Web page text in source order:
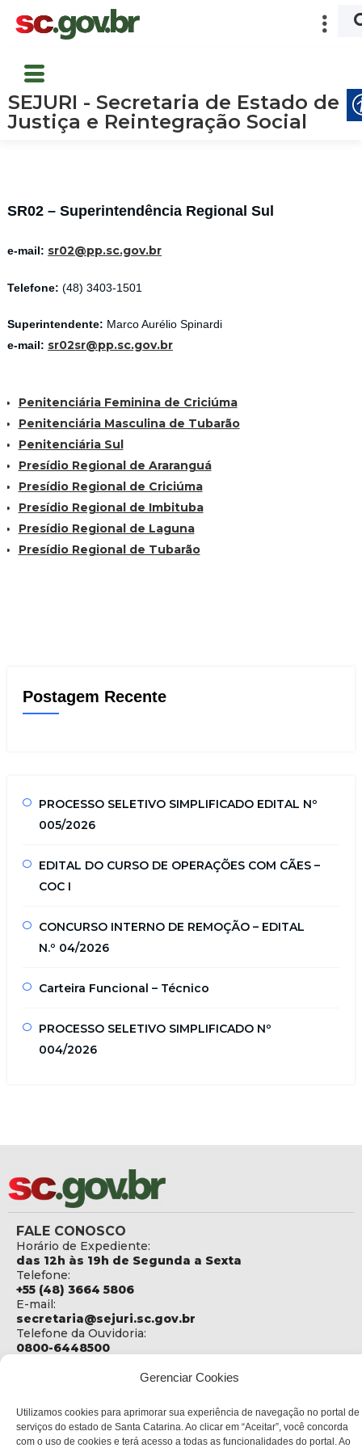
Gerenciar Cookies
Utilizamos cookies para aprimorar sua experiência de navegação no portal de
serviços do estado de Santa Catarina. Ao clicar em “Aceitar”, você concorda
com o uso de cookies e terá acesso a todas as funcionalidades do portal. Ao
SEJURI - Secretaria de Estado de
Justiça e Reintegração Social
SR02 – Superintendência Regional Sul
e-mail: sr02@pp.sc.gov.br
Telefone: (48) 3403-1501
Superintendente: Marco Aurélio Spinardi
e-mail: sr02sr@pp.sc.gov.br
Penitenciária Feminina de Criciúma
Penitenciária Masculina de Tubarão
Penitenciária Sul
Presídio Regional de Araranguá
Presídio Regional de Criciúma
Presídio Regional de Imbituba
Presídio Regional de Laguna
Presídio Regional de Tubarão
Postagem Recente
PROCESSO SELETIVO SIMPLIFICADO EDITAL Nº
005/2026
EDITAL DO CURSO DE OPERAÇÕES COM CÃES –
COC I
CONCURSO INTERNO DE REMOÇÃO – EDITAL
N.º 04/2026
Carteira Funcional – Técnico
PROCESSO SELETIVO SIMPLIFICADO Nº
004/2026
FALE CONOSCO
Horário de Expediente:
das 12h às 19h de Segunda a Sexta
Telefone:
+55 (48) 3664 5806
E-mail:
secretaria@sejuri.sc.gov.br
Telefone da Ouvidoria:
0800-6448500
Social
Rua Fúlvio Aducci, 1214 - Loja 06